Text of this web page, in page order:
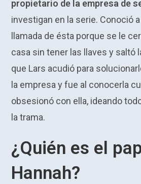
propietario de la empresa de
investigan en la serie. Conoció
llamada de ésta porque se le
casa sin tener las llaves y saltó
que Lars acudió para
la empresa y fue al conocerla
obsesionó con ella, ideando
la trama.
¿Quién es el
Hannah?